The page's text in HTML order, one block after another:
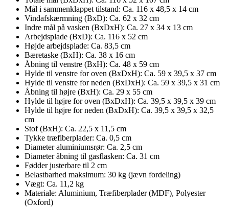
Mål i sammenklappet tilstand: Ca. 116 x 48,5 x 14 cm
Vindafskærmning (BxD): Ca. 62 x 32 cm
Indre mål på vasken (BxDxH): Ca. 27 x 34 x 13 cm
Arbejdsplade (BxD): Ca. 116 x 52 cm
Højde arbejdsplade: Ca. 83,5 cm
Bæretaske (BxH): Ca. 38 x 16 cm
Åbning til venstre (BxH): Ca. 48 x 59 cm
Hylde til venstre for oven (BxDxH): Ca. 59 x 39,5 x 37 cm
Hylde til venstre for neden (BxDxH): Ca. 59 x 39,5 x 31 cm
Åbning til højre (BxH): Ca. 29 x 55 cm
Hylde til højre for oven (BxDxH): Ca. 39,5 x 39,5 x 39 cm
Hylde til højre for neden (BxDxH): Ca. 39,5 x 39,5 x 32,5
cm
Stof (BxH): Ca. 22,5 x 11,5 cm
Tykke træfiberplader: Ca. 0,5 cm
Diameter aluminiumsrør: Ca. 2,5 cm
Diameter åbning til gasflasken: Ca. 31 cm
Fødder justerbare til 2 cm
Belastbarhed maksimum: 30 kg (jævn fordeling)
Vægt: Ca. 11,2 kg
Materiale: Aluminium, Træfiberplader (MDF), Polyester
(Oxford)